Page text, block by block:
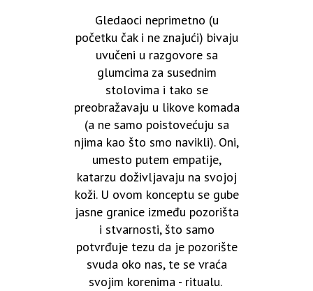
Gledaoci neprimetno (u
početku čak i ne znajući) bivaju
uvučeni u razgovore sa
glumcima za susednim
stolovima i tako se
preobražavaju u likove komada
(a ne samo poistovećuju sa
njima kao što smo navikli). Oni,
umesto putem empatije,
katarzu doživljavaju na svojoj
koži. U ovom konceptu se gube
jasne granice između pozorišta
i stvarnosti, što samo
potvrđuje tezu da je pozorište
svuda oko nas, te se vraća
svojim korenima - ritualu.